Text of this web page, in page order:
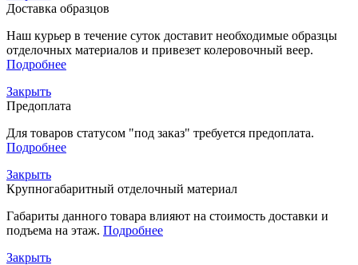
Доставка образцов
Наш курьер в течение суток доставит необходимые образцы
отделочных материалов и привезет колеровочный веер.
Подробнее
Закрыть
Предоплата
Для товаров статусом "под заказ" требуется предоплата.
Подробнее
Закрыть
Крупногабаритный отделочный материал
Габариты данного товара влияют на стоимость доставки и
подъема на этаж. Подробнее
Закрыть